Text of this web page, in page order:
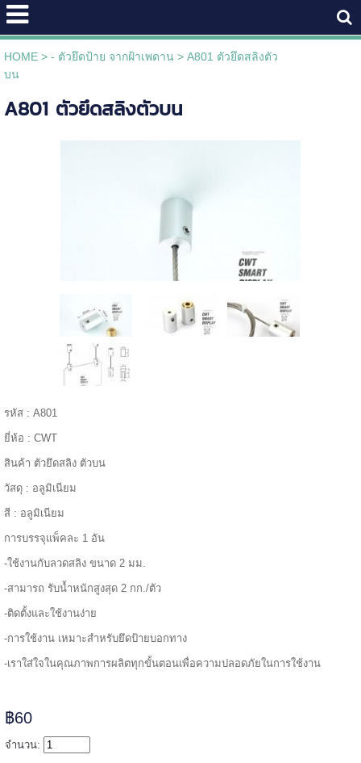
HOME> - ตัวยึดป้าย จากฝ้าเพดาน > A801 ตัวยึดสลิงตัว
บน
A801 ตัวยึดสลิงตัวบน
รหัส : A801
ยี่ห้อ : CWT
สินค้า ตัวยึดสลิง ตัวบน
วัสดุ : อลูมิเนียม
สี : อลูมิเนียม
การบรรจุแพ็คละ 1 อัน
-ใช้งานกับลวดสลิง ขนาด 2 มม.
-สามารถ รับน้ำหนักสูงสุด 2 กก./ตัว
-ติดตั้งและใช้งานง่าย
-การใช้งาน เหมาะสำหรับยึดป้ายบอกทาง
-เราใส่ใจในคุณภาพการผลิตทุกขั้นตอนเพื่อความปลอดภัยในการใช้งาน
฿60
จำนวน: